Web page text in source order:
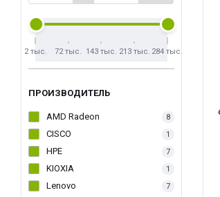
2 тыс. 72 тыс. 143 тыс. 213 тыс. 284 тыс.
ПРОИЗВОДИТЕЛЬ
AMD Radeon 8
CISCO 1
HPE 7
KIOXIA 1
Lenovo 7